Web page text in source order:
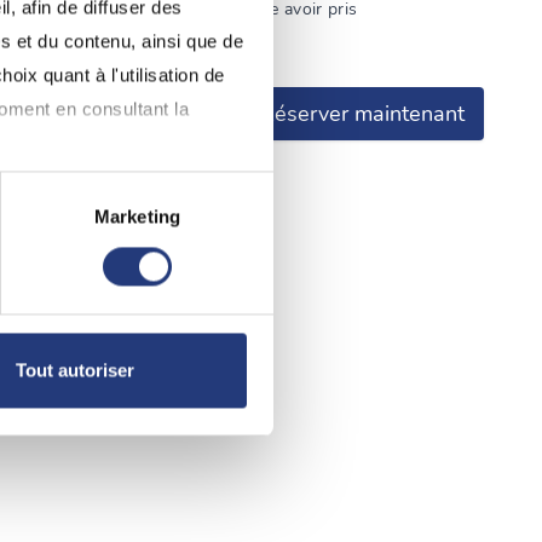
afin de diffuser des
et du contenu, ainsi que de
quant à l'utilisation de
en consultant la
mètres près
(empreintes
Marketing
Tout autoriser
vente de CNTP dont je déclare avoir pris
Réserver maintenant